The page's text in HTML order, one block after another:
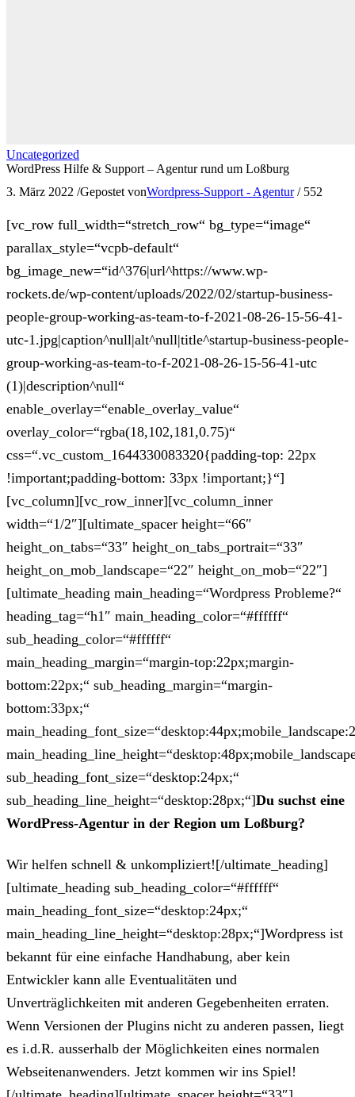
Uncategorized
WordPress Hilfe & Support – Agentur rund um Loßburg
3. März 2022 /Gepostet vonWordpress-Support - Agentur / 552
[vc_row full_width=“stretch_row“ bg_type=“image“
parallax_style=“vcpb-default“
bg_image_new=“id^376|url^https://www.wp-
rockets.de/wp-content/uploads/2022/02/startup-business-
people-group-working-as-team-to-f-2021-08-26-15-56-41-
utc-1.jpg|caption^null|alt^null|title^startup-business-people-
group-working-as-team-to-f-2021-08-26-15-56-41-utc
(1)|description^null“
enable_overlay=“enable_overlay_value“
overlay_color=“rgba(18,102,181,0.75)“
css=“.vc_custom_1644330083320{padding-top: 22px
!important;padding-bottom: 33px !important;}“]
[vc_column][vc_row_inner][vc_column_inner
width=“1/2″][ultimate_spacer height=“66″
height_on_tabs=“33″ height_on_tabs_portrait=“33″
height_on_mob_landscape=“22″ height_on_mob=“22″]
[ultimate_heading main_heading=“Wordpress Probleme?“
heading_tag=“h1″ main_heading_color=“#ffffff“
sub_heading_color=“#ffffff“
main_heading_margin=“margin-top:22px;margin-
bottom:22px;“ sub_heading_margin=“margin-
bottom:33px;“
sub_heading_font_size=“desktop:24px;“
sub_heading_line_height=“desktop:28px;“]Du suchst eine
WordPress-Agentur in der Region um Loßburg?
Wir helfen schnell & unkompliziert![/ultimate_heading]
[ultimate_heading sub_heading_color=“#ffffff“
main_heading_font_size=“desktop:24px;“
main_heading_line_height=“desktop:28px;“]Wordpress ist
bekannt für eine einfache Handhabung, aber kein
Entwickler kann alle Eventualitäten und
Unverträglichkeiten mit anderen Gegebenheiten erraten.
Wenn Versionen der Plugins nicht zu anderen passen, liegt
es i.d.R. ausserhalb der Möglichkeiten eines normalen
Webseitenanwenders. Jetzt kommen wir ins Spiel!